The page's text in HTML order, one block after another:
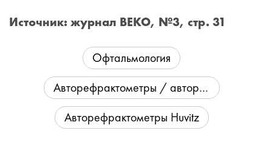
Источник: журнал ВЕКО, №3, стр. 31
Офтальмология
Авторефрактометры / авторефкератометры
Авторефрактометры Huvitz